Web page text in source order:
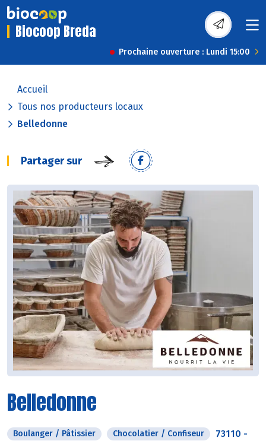
Biocoop Breda
Prochaine ouverture : Lundi 15:00
Accueil
Tous nos producteurs locaux
Belledonne
Partager sur
Belledonne
Boulanger / Pâtissier Chocolatier / Confiseur 73110 -